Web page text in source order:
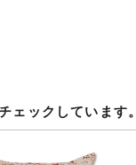
ェックしています。